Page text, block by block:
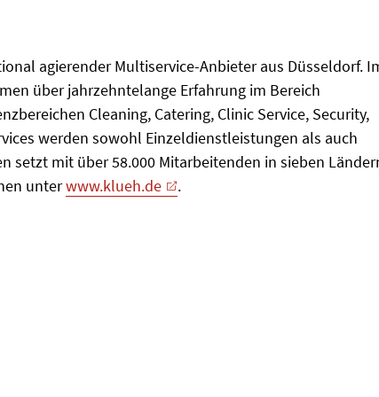
agierender Multiservice-Anbieter aus Düsseldorf.
über jahrzehntelange Erfahrung im Bereich
Cleaning, Catering, Clinic Service, Security,
werden sowohl Einzeldienstleistungen als auch
setzt mit über 58.000 Mitarbeitenden in sieben
unterwww.klueh.de .